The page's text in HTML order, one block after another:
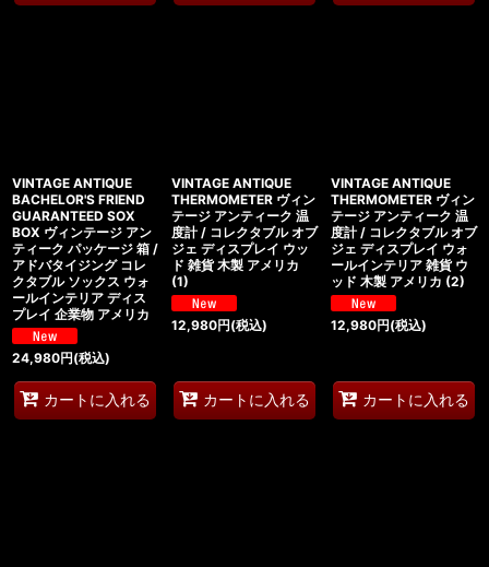
VINTAGE ANTIQUE
BACHELOR'S FRIEND
GUARANTEED SOX
BOX ヴィンテージ アン
ティーク パッケージ 箱 /
アドバタイジング コレ
クタブル ソックス ウォ
ールインテリア ディス
プレイ 企業物 アメリカ
24,980円(税込)
カートに入れる
VINTAGE ANTIQUE
THERMOMETER ヴィン
テージ アンティーク 温
度計 / コレクタブル オブ
ジェ ディスプレイ ウッ
ド 雑貨 木製 アメリカ
(1)
12,980円(税込)
カートに入れる
VINTAGE ANTIQUE
THERMOMETER ヴィン
テージ アンティーク 温
度計 / コレクタブル オブ
ジェ ディスプレイ ウォ
ールインテリア 雑貨 ウ
ッド 木製 アメリカ (2)
12,980円(税込)
カートに入れる